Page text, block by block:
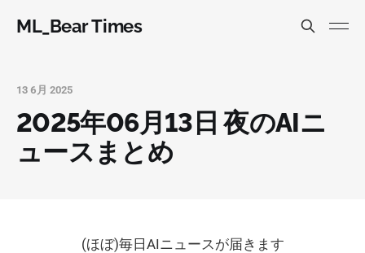
ML_Bear Times
13 6月 2025
2025年06月13日 夜のAIニ
ュースまとめ
(ほぼ)毎日AIニュースが届きます